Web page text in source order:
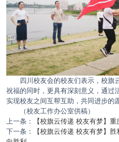
四川校友会的校友们表示，校旗
祝福的同时，更具有深刻意义，通过
实现校友之间互帮互助，共同进步的
（校友工作办公室供稿）
上一条：
【校旗云传递 校友有梦】
下一条：
【校旗云传递 校友有梦】